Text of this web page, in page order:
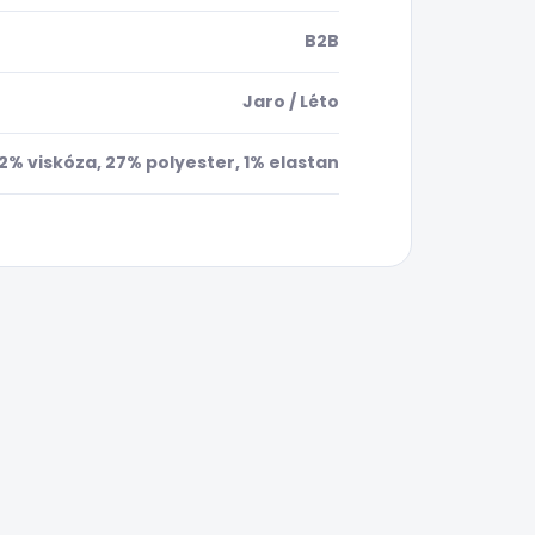
B2B
Jaro / Léto
viskóza, 27% polyester, 1% elastan